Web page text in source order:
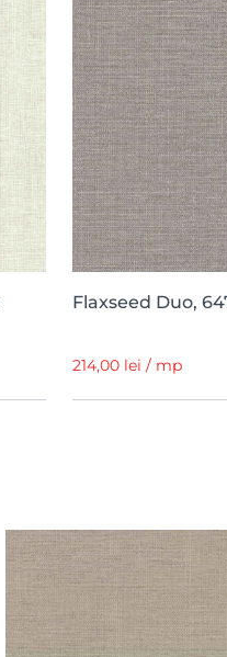
Flaxseed Duo,
214,00 lei / mp